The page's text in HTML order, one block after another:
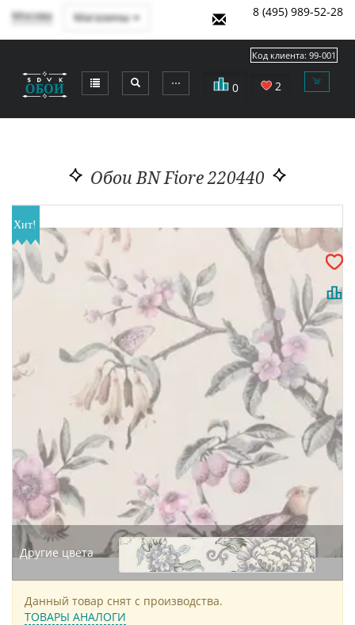
Москва Магазины 8 (495) 989-52-28
⋯ 0 2
Код клиента: 99-001
Обои BN Fiore 220440
Другие цвета
Данный товар снят с производства.
ТОВАРЫ АНАЛОГИ